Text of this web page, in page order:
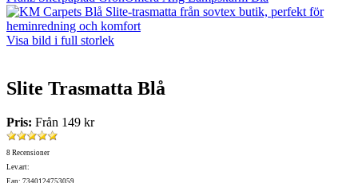
Visa bild i full storlek
Slite Trasmatta Blå
Pris: Från 149 kr
8 Recensioner
Lev.art: